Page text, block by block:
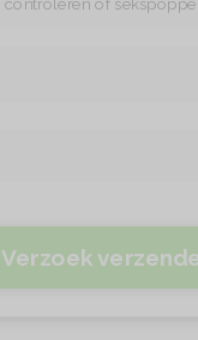
Verzoek